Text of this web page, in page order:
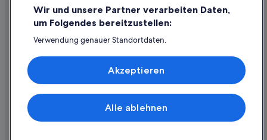
Schlösser in Steyr
Hotels nahe Steyr von Marktplatz
Wohnungen in Steyr
Steyrdorf Hotels
Hotels nahe Steyrtal-Museumsbahn
Hotels nahe Wallfahrtskirche Christkindl
Hotels nahe Werndl-Denkmal
Rückerstattungsprozess und Zeitrahmen
Buchen Sie einen Flug mit einer Gutschrift bei der Fluggesellschaft
Internationale Reisedokumente
© 2026 Expedia, Inc., ein Unternehmen der Expedia Group. Alle Rechte
vorbehalten. Expedia und das Expedia-Logo sind Handelsmarken oder
Wir und unsere Partner verarbeiten Daten,
um Folgendes bereitzustellen:
Verwendung genauer Standortdaten.
Speichern von oder Zugriff auf Informationen auf einem
Endgerät. Personalisierte Werbung und Inhalte, Messung
von Werbeleistung und der Performance von Inhalten,
Liste der Partner (Lieferanten)
Alle ablehnen
Akzeptieren